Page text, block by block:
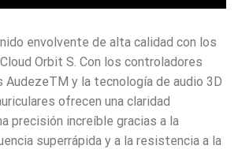
envolvente de alta calidad con los
Orbit S. Con los controladores
AudezeTM y la tecnología de audio 3D
ofrecen una claridad
precisión increíble gracias a la
superrápida y a la resistencia a la